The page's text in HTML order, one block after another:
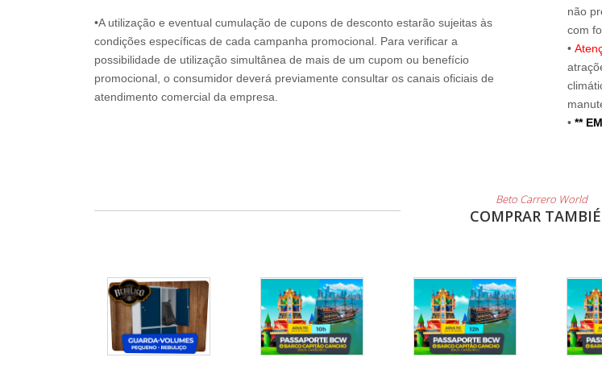
•A utilização e eventual cumulação de cupons de desconto estarão sujeitas às
condições específicas de cada campanha promocional. Para verificar a
possibilidade de utilização simultânea de mais de um cupom ou benefício
promocional, o consumidor deverá previamente consultar os canais oficiais de
atendimento comercial da empresa.
não
com
•
• **
Beto Carrero World
COMPRAR